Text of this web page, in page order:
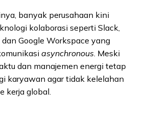
banyak perusahaan kini
kolaborasi seperti Slack,
Google Workspace yang
asynchronous . Meski
dan manajemen energi tetap
karyawan agar tidak kelelahan
kerja global.